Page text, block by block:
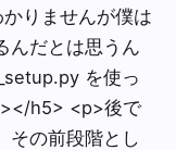
りませんが僕は
んだとは思うん
を使っ
h5> <p>後で
その前段階とし